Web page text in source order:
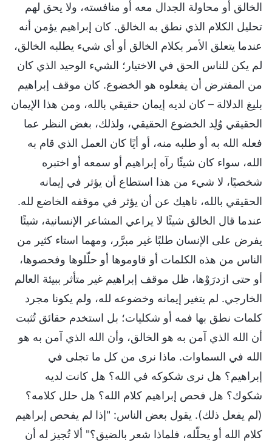
الخالق أو محاولة الجدال معه أو منافسته، ولا يحق لهم
تحليل الكلام الذي نطق به الخالق. كان إبراهيم يؤمن أنه
عندما يتعلق الأمر بكلام الخالق أو أي شيء يطلبه الخالق،
لم يكن للناس الحق في الاختيار؛ الشيء الوحيد الذي كان
من المفترض أن يفعلوه هو الخضوع. كان موقف إبراهيم
بليغ الدلالة – كان لديه إيمان حقيقي بالله، ومن هذا الإيمان
الحقيقي وُلِد الخضوع الحقيقي، ولذلك، بغض النظر عما
فعله الله به أو طلبه منه، أو أيًا كان العمل الذي قام به
الله، سواء كان شيئًا رآه إبراهيم أو سمعه أو اختبره
شخصيًا، لا شيء من هذا استطاع أن يؤثر في إيمانه
الحقيقي بالله، ناهيك عن أن يؤثر في موقفه الخاضع لله.
عندما قال الخالق شيئًا لا يراعي المشاعر الإنسانية، شيئًا
يفرض على الإنسان طلبًا غير مبرَّر، ومهما استاء كثير من
الناس من هذه الكلمات أو قاوموها أو حلّلوها وفحصوها،
أو حتى ازدرَوْها، ظل موقف إبراهيم غير متأثر ببيئة العالم
الخارجي. لم يتغير إيمانه وخضوعه لله، ولم يكونا مجرد
كلمات نطق بها فمه أو شكليات؛ بل استخدم حقائق تُثبت
أن الله الذي آمن به هو الخالق، وأن الله الذي آمن به هو
الله في السماوات. ماذا نرى من كل ما تجلى في
إبراهيم؟ هل نرى شكوكه في الله؟ هل كانت لديه
شكوك؟ هل فحص إبراهيم كلام الله؟ هل حلل كلامه؟
(لم يفعل ذلك). يقول بعض الناس: "إذا لم يفحص إبراهيم
كلام الله أو يحلّله، فلماذا شعر بالضيق؟" ألا تُجيز له أن